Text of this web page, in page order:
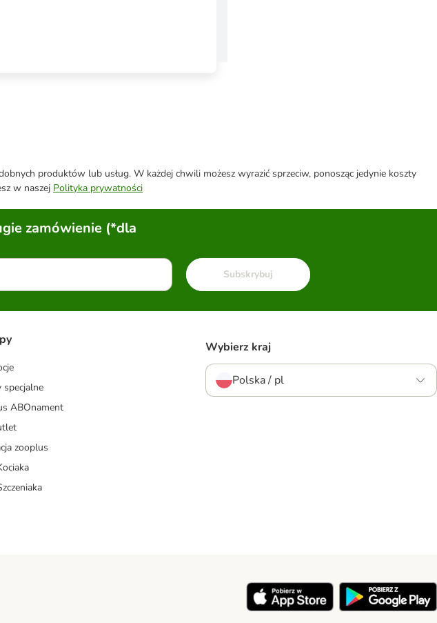
produktów lub usług. W każdej chwili możesz wyrazić sprzeciw, ponosząc jedynie koszty
w naszej Polityka prywatności
zamówienie (*dla
Subskrybuj
specjalne
ABOnament
zooplus
Wybierz kraj
Polska / pl